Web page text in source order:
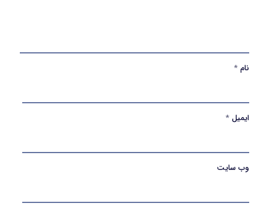
نام*
ایمیل*
وب‌ سایت